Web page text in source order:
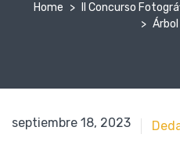
Home
II Concurso
septiembre 18, 2023
septiembre 18, 2023